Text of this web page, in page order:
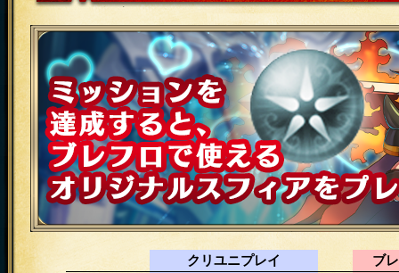
コラボ内容その5 クリユニで3つの
レフロで報酬GET!
ミッションを達成すると、ブレフロで
スフィアをプレゼント！
クリユニプレイ ブ